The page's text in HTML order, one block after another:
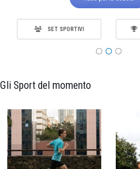
SET SPORTIVI
Gli Sport del momento